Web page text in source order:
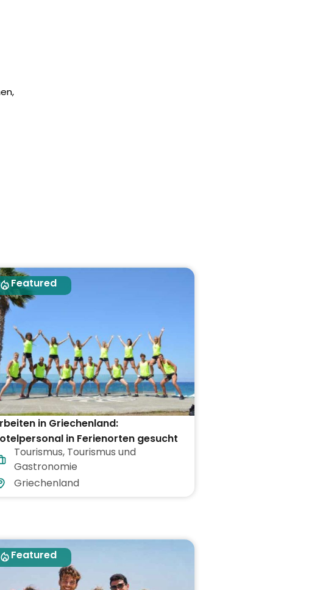
Featured
in Griechenland:
in Ferienorten gesucht
Tourismus, Tourismus und
Gastronomie
Griechenland
Featured